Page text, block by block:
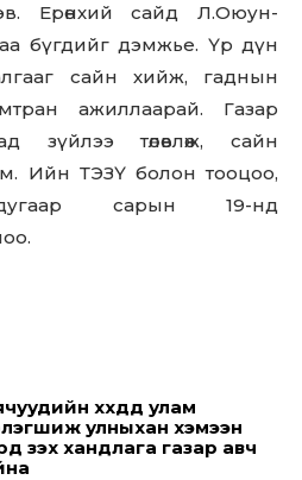
гэв. Ерөнхий сайд Л.Оюун-
бүгдийг дэмжье. Үр дүн
сайн хийж, гаднын
ажиллаарай. Газар
зүйлээ төлөвлөж, сайн
Ийн ТЭЗҮ болон тооцоо,
сарын 19-нд
хүүхдүүд улам
улныхан хэмээн
үзэх хандлага газар авч